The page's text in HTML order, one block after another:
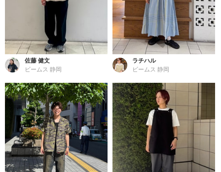
佐藤 健文
ビームス 静岡
ラチハル
ビームス 静岡